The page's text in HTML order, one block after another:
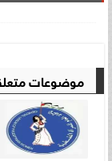
موضوعات